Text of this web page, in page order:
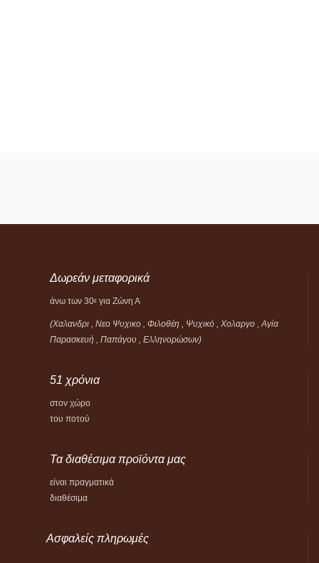
Δωρεάν μεταφορικά
άνω των 30ε για Ζώνη Α
(Χαλανδρι , Νεο Ψυχικο , Φιλοθέη , Ψυχικό , Χολαργο , Αγία
Παρασκευή , Παπάγου , Ελληνορώσων)
51 χρόνια
στον χώρο
του ποτού
Τα διαθέσιμα προϊόντα μας
είναι πραγματικά
διαθέσιμα
Ασφαλείς πληρωμές